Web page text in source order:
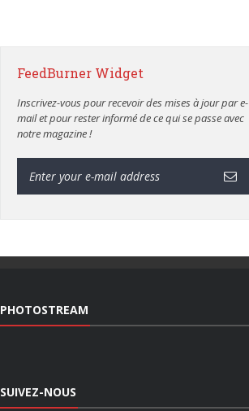
FeedBurner Widget
Inscrivez-vous pour recevoir des mises à jour par e-
mail et pour rester informé de ce qui se passe avec
notre magazine !
PHOTOSTREAM
SUIVEZ-NOUS